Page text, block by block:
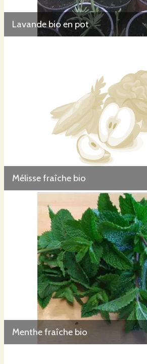
Lavande bio en pot
Mélisse fraîche bio
Menthe fraîche bio